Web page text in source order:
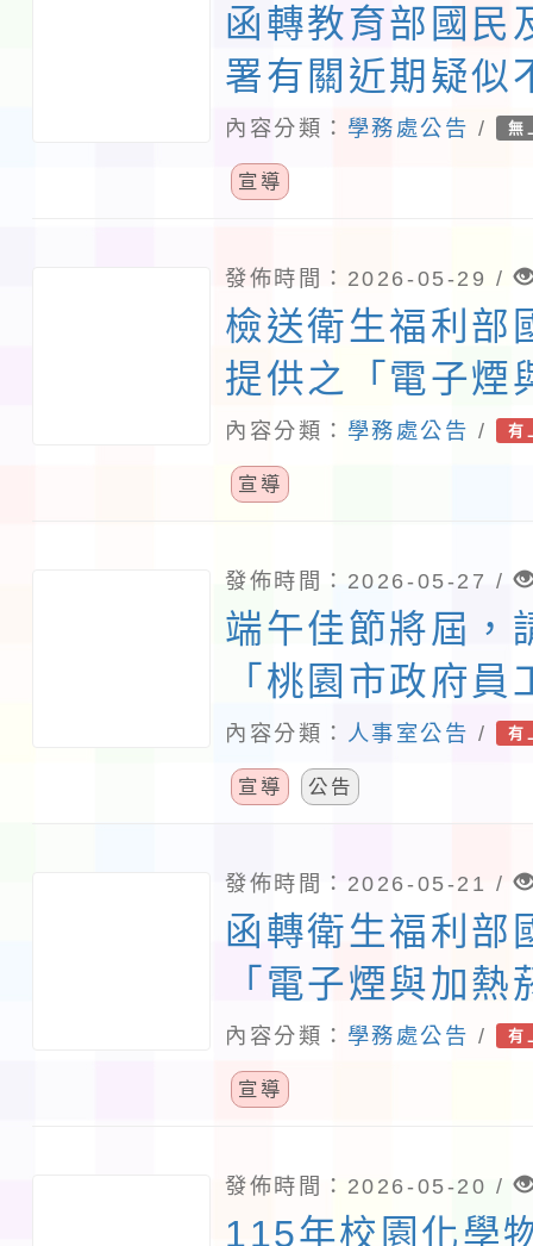
函轉教育部國民
署有關近期疑似
冒公司行號企圖
或募捐名義進行
實防範及加強宣
照。
內容分類： 學務處公告 / 無
宣導
發佈時間：2026-05-29 /
檢送衛生福利部
提供之「電子煙
觀辨識方式及說
份，請參考運用
內容分類： 學務處公告 / 有
宣導
發佈時間：2026-05-27 /
端午佳節將屆，
「桃園市政府
規範」並落實廉
報備及登錄作業
內容分類： 人事室公告 / 有
宣導 公告
發佈時間：2026-05-21 /
函轉衛生福利部
「電子煙與加
方式及說明」簡
貴校參考運用，
內容分類： 學務處公告 / 有
宣導
發佈時間：2026-05-20 /
115年校園化學